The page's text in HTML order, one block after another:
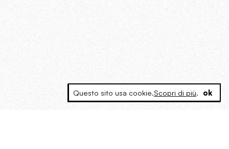
Questo sito usa cookie.Scopri di più. ok